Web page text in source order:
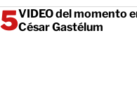
VIDEO del momento
César Gastélum